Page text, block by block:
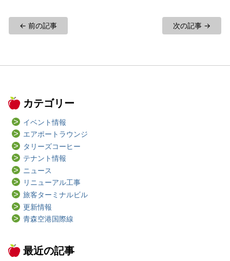
← 前の記事 次の記事 →
カテゴリー
イベント情報
エアポートラウンジ
タリーズコーヒー
テナント情報
ニュース
リニューアル工事
旅客ターミナルビル
更新情報
青森空港国際線
最近の記事